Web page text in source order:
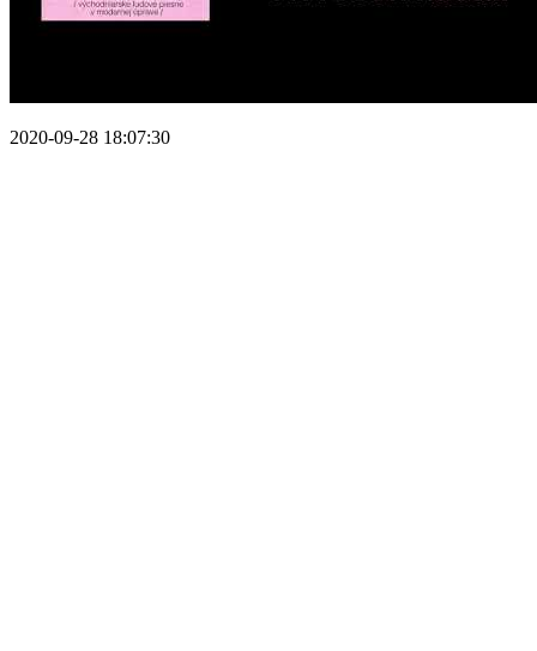
2020-09-28 18:07:30